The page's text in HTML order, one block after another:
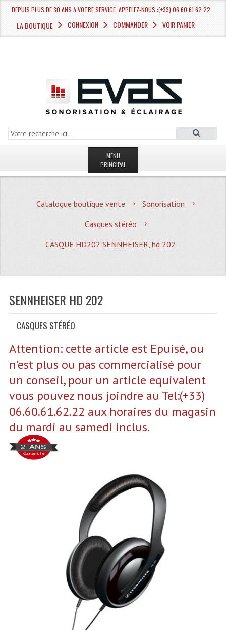
DEPUIS PLUS DE 30 ANS A VOTRE SERVICE. APPELEZ-NOUS :(+33) 06 60 61 62 22
LA BOUTIQUE CONNEXION COMMANDER VOIR PANIER
MENU
PRINCIPAL
MAGASIN
Quoi De Neuf?
Promotions
Recevoir Nos Promotions
CATÉGORIES
Sonorisation
Accessoires Micro, Pieds De Régie
Cellule (s)
Pieds D'enceintes
Selecteurs Audio Vidéo
Amplificateurs
Amplificateurs Multi-Canaux
Casques Stéréo
Catalogue boutique vente
Sonorisation
Casques stéréo
CASQUE HD202 SENNHEISER, hd 202
SENNHEISER HD 202
CASQUES STÉRÉO
Attention: cette article est Epuisé, ou
n'est plus ou pas commercialisé pour
un conseil, pour un article equivalent
vous pouvez nous joindre au Tel:(+33)
06.60.61.62.22 aux horaires du magasin
du mardi au samedi inclus.